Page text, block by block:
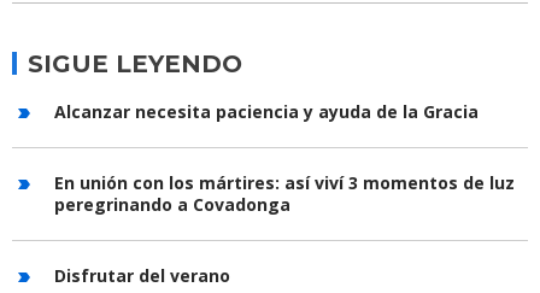
SIGUE LEYENDO
Alcanzar necesita paciencia y ayuda de la Gracia
En unión con los mártires: así viví 3 momentos de luz
peregrinando a Covadonga
Disfrutar del verano